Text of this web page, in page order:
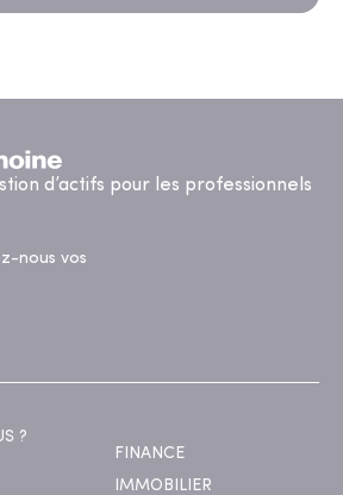
d’actifs pour les professionnels
nous vos
?
FINANCE
IMMOBILIER